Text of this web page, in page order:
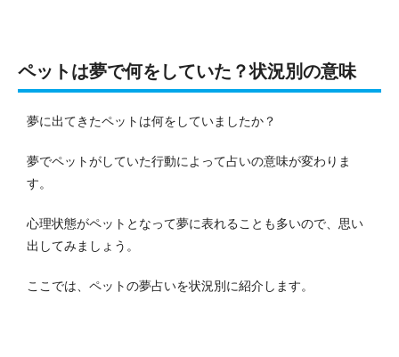
ペットは夢で何をしていた？状況別の意味
夢に出てきたペットは何をしていましたか？
夢でペットがしていた行動によって占いの意味が変わりま
す。
心理状態がペットとなって夢に表れることも多いので、思い
出してみましょう。
ここでは、ペットの夢占いを状況別に紹介します。